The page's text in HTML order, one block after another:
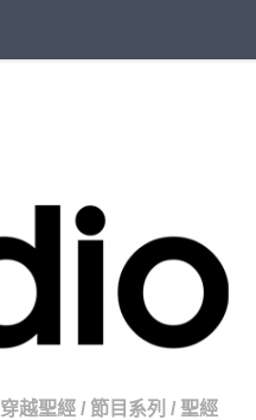
穿越聖經 / 節目系列 / 聖經